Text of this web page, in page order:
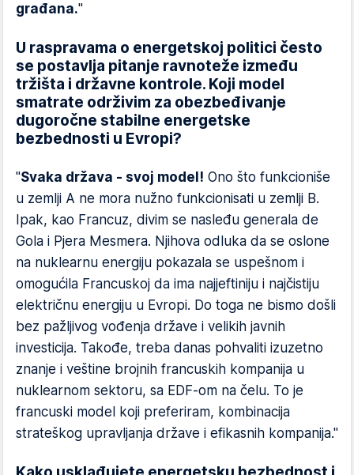
građana."
U raspravama o energetskoj politici često
se postavlja pitanje ravnoteže između
tržišta i državne kontrole. Koji model
smatrate održivim za obezbeđivanje
dugoročne stabilne energetske
bezbednosti u Evropi?
"Svaka država - svoj model! Ono što funkcioniše
u zemlji A ne mora nužno funkcionisati u zemlji B.
Ipak, kao Francuz, divim se nasleđu generala de
Gola i Pjera Mesmera. Njihova odluka da se oslone
na nuklearnu energiju pokazala se uspešnom i
omogućila Francuskoj da ima najjeftiniju i najčistiju
električnu energiju u Evropi. Do toga ne bismo došli
bez pažljivog vođenja države i velikih javnih
investicija. Takođe, treba danas pohvaliti izuzetno
znanje i veštine brojnih francuskih kompanija u
nuklearnom sektoru, sa EDF-om na čelu. To je
francuski model koji preferiram, kombinacija
strateškog upravljanja države i efikasnih kompanija."